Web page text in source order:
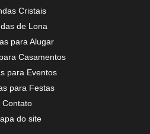
Cristais
de Lona
para Alugar
Casamentos
para Eventos
para Festas
Contato
do site